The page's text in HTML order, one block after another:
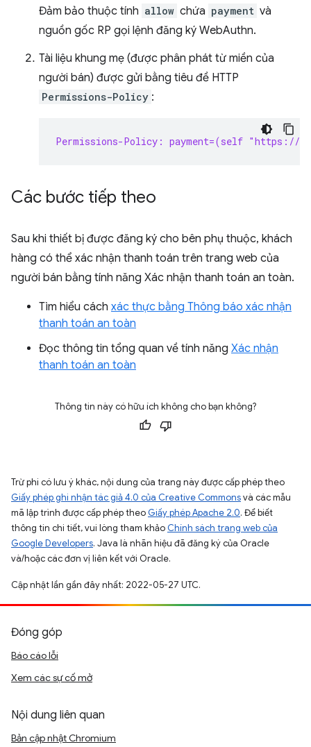
Đảm bảo thuộc tính allow chứa payment và
nguồn gốc RP gọi lệnh đăng ký WebAuthn.
Tài liệu khung mẹ (được phân phát từ miền của
người bán) được gửi bằng tiêu đề HTTP
Permissions-Policy :
Permissions-Policy: payment=(self "https://
Các bước tiếp theo
Sau khi thiết bị được đăng ký cho bên phụ thuộc, khách
hàng có thể xác nhận thanh toán trên trang web của
người bán bằng tính năng Xác nhận thanh toán an toàn.
Tìm hiểu cách xác thực bằng Thông báo xác nhận
thanh toán an toàn
Đọc thông tin tổng quan về tính năng Xác nhận
thanh toán an toàn
Thông tin này có hữu ích không cho bạn không?
Trừ phi có lưu ý khác, nội dung của trang này được cấp phép theo
Giấy phép ghi nhận tác giả 4.0 của Creative Commonsvà các mẫu
mã lập trình được cấp phép theo Giấy phép Apache 2.0. Để biết
thông tin chi tiết, vui lòng tham khảo Chính sách trang web của
Google Developers. Java là nhãn hiệu đã đăng ký của Oracle
và/hoặc các đơn vị liên kết với Oracle.
Cập nhật lần gần đây nhất: 2022-05-27 UTC.
Đóng góp
Báo cáo lỗi
Xem các sự cố mở
Nội dung liên quan
Bản cập nhật Chromium